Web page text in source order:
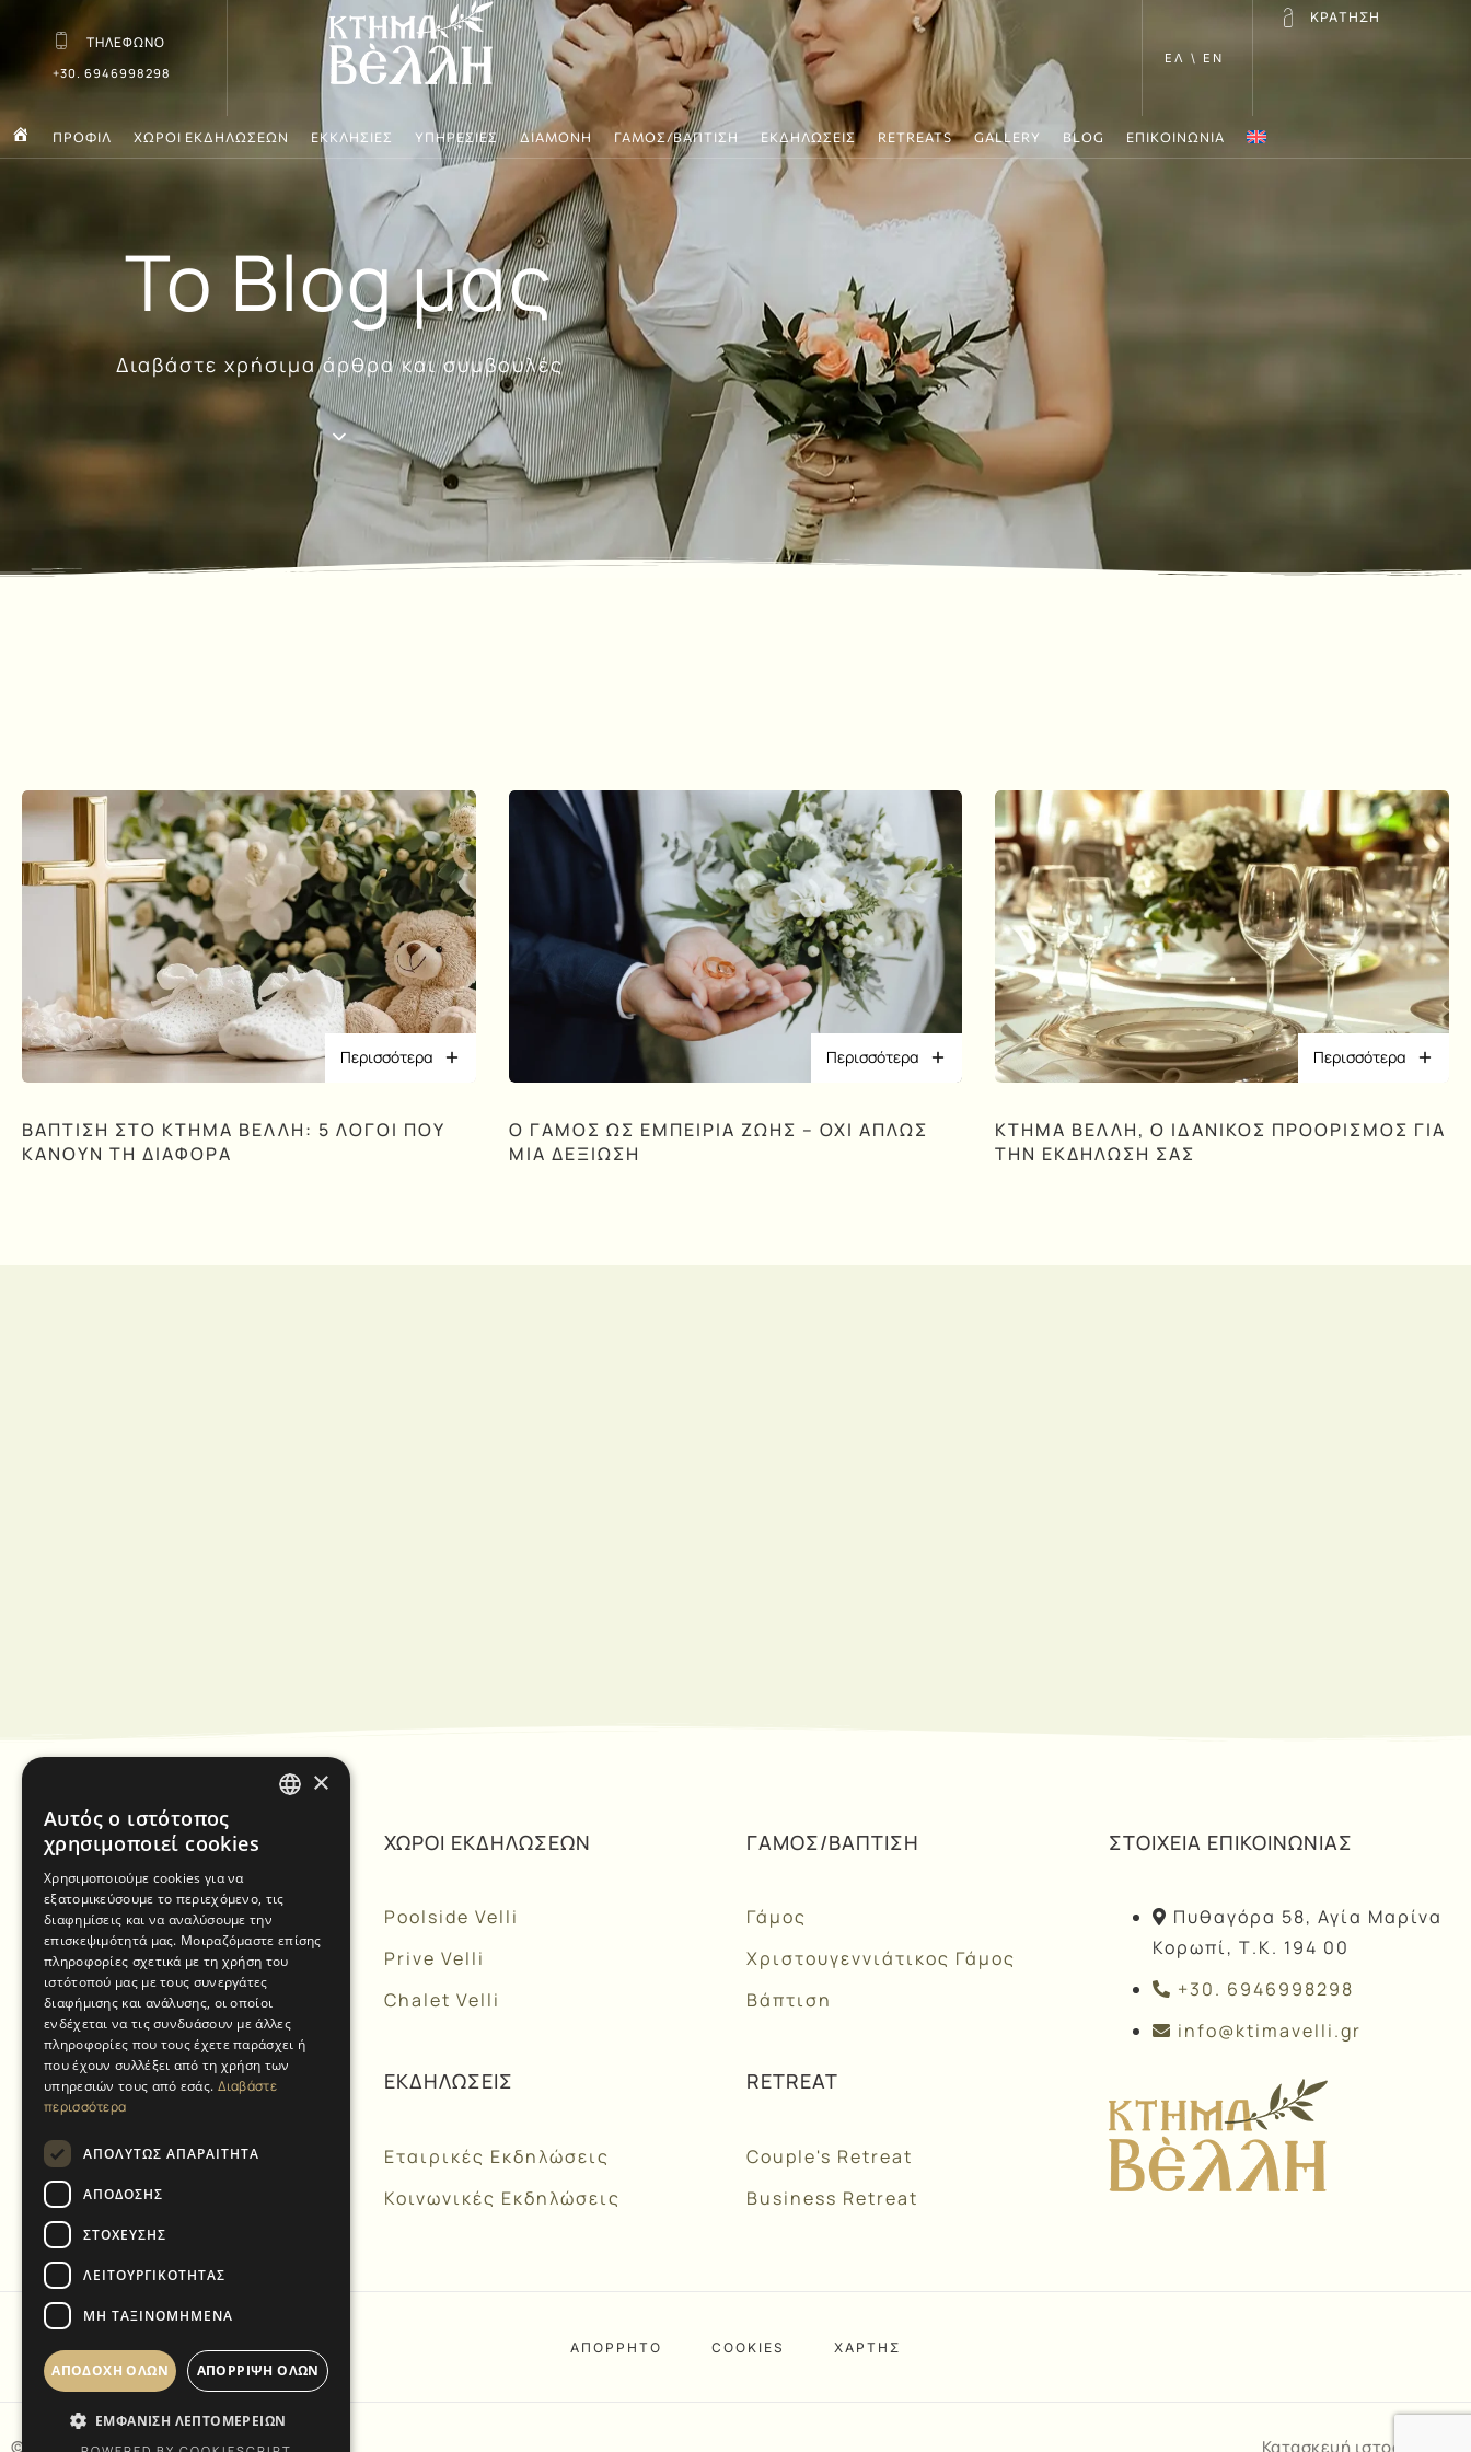
ΤΗΛΕΦΩΝΟ
+30. 6946998298
ΕΛ \ EN
ΚΡΑΤΗΣΗ
ΑΡΧΙΚΗ
ΠΡΟΦΙΛ ΧΩΡΟΙ ΕΚΔΗΛΩΣΕΩΝ ΕΚΚΛΗΣΙΕΣ ΥΠΗΡΕΣΙΕΣ ΔΙΑΜΟΝΗ ΓΑΜΟΣ/ΒΑΠΤΙΣΗ ΕΚΔΗΛΩΣΕΙΣ RETREATS GALLERY BLOG ΕΠΙΚΟΙΝΩΝΙΑ
Το Blog μας
Διαβάστε χρήσιμα άρθρα και συμβουλές
Περισσότερα
ΒΆΠΤΙΣΗ ΣΤΟ ΚΤΉΜΑ ΒΈΛΛΗ: 5 ΛΌΓΟΙ ΠΟΥ
ΚΆΝΟΥΝ ΤΗ ΔΙΑΦΟΡΆ
Περισσότερα
Ο ΓΆΜΟΣ ΩΣ ΕΜΠΕΙΡΊΑ ΖΩΉΣ – ΌΧΙ ΑΠΛΏΣ
ΜΙΑ ΔΕΞΊΩΣΗ
Περισσότερα
ΚΤΉΜΑ ΒΈΛΛΗ, Ο ΙΔΑΝΙΚΌΣ ΠΡΟΟΡΙΣΜΌΣ ΓΙΑ
ΤΗΝ ΕΚΔΉΛΩΣΉ ΣΑΣ
ΠΛΟΗΓΗΣΗ
Αρχική
Προφίλ
Υπηρεσίες
Διαμονή
Εκκλησίες
Gallery
Blog
Επικοινωνία
ΧΩΡΟΙ ΕΚΔΗΛΩΣΕΩΝ
Poolside Velli
Prive Velli
Chalet Velli
ΕΚΔΗΛΩΣΕΙΣ
Εταιρικές Εκδηλώσεις
Κοινωνικές Εκδηλώσεις
ΓΑΜΟΣ/ΒΑΠΤΙΣΗ
Γάμος
Χριστουγεννιάτικος Γάμος
Βάπτιση
RETREAT
Couple's Retreat
Business Retreat
ΣΤΟΙΧΕΙΑ ΕΠΙΚΟΙΝΩΝΙΑΣ
Πυθαγόρα 58, Αγία Μαρίνα
Κορωπί, Τ.Κ. 194 00
+30. 6946998298
info@ktimavelli.gr
ΑΠΟΡΡΗΤΟ COOKIES ΧΑΡΤΗΣ
© 2025 | Κτήμα Βέλλη Κατασκευή ιστοσελίδων
×
Αυτός ο ιστότοπος
χρησιμοποιεί cookies
Χρησιμοποιούμε cookies για να
εξατομικεύσουμε το περιεχόμενο, τις
διαφημίσεις και να αναλύσουμε την
επισκεψιμότητά μας. Μοιραζόμαστε επίσης
πληροφορίες σχετικά με τη χρήση του
ιστότοπού μας με τους συνεργάτες
διαφήμισης και ανάλυσης, οι οποίοι
ενδέχεται να τις συνδυάσουν με άλλες
πληροφορίες που τους έχετε παράσχει ή
που έχουν συλλέξει από τη χρήση των
υπηρεσιών τους από εσάς. Διαβάστε
περισσότερα
ΑΠΟΛΎΤΩΣ ΑΠΑΡΑΊΤΗΤΑ
ΑΠΌΔΟΣΗΣ
ΣΤΌΧΕΥΣΗΣ
ΛΕΙΤΟΥΡΓΙΚΌΤΗΤΑΣ
ΜΗ ΤΑΞΙΝΟΜΗΜΈΝΑ
ΑΠΟΔΟΧΉ ΌΛΩΝ ΑΠΌΡΡΙΨΗ ΌΛΩΝ
ΕΜΦΆΝΙΣΗ ΛΕΠΤΟΜΕΡΕΙΏΝ